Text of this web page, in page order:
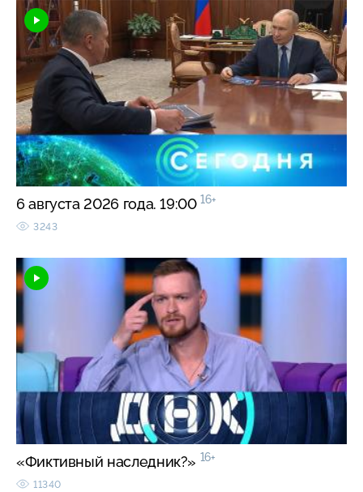
6 августа 2026 года. 19:00 16+
3243
«Фиктивный наследник?» 16+
11340